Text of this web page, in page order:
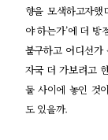
향을 모색하고자
야 하는가’에 더
불구하고 어디선
자국 더 가보려고
둘 사이에 놓인 것
도 있을까.